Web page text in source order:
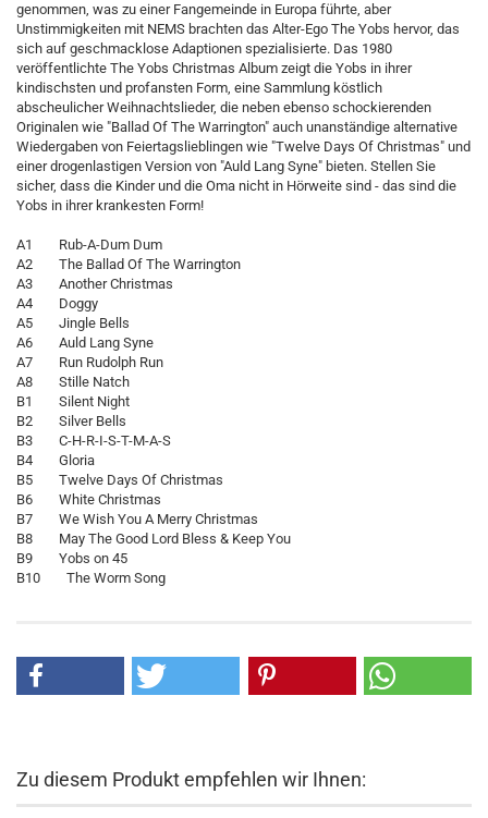
genommen, was zu einer Fangemeinde in Europa führte, aber
Unstimmigkeiten mit NEMS brachten das Alter-Ego The Yobs hervor, das
sich auf geschmacklose Adaptionen spezialisierte. Das 1980
veröffentlichte The Yobs Christmas Album zeigt die Yobs in ihrer
kindischsten und profansten Form, eine Sammlung köstlich
abscheulicher Weihnachtslieder, die neben ebenso schockierenden
Originalen wie "Ballad Of The Warrington" auch unanständige alternative
Wiedergaben von Feiertagslieblingen wie "Twelve Days Of Christmas" und
einer drogenlastigen Version von "Auld Lang Syne" bieten. Stellen Sie
sicher, dass die Kinder und die Oma nicht in Hörweite sind - das sind die
Yobs in ihrer krankesten Form!
A1 Rub-A-Dum Dum
A2 The Ballad Of The Warrington
A3 Another Christmas
A4 Doggy
A5 Jingle Bells
A6 Auld Lang Syne
A7 Run Rudolph Run
A8 Stille Natch
B1 Silent Night
B2 Silver Bells
B3 C-H-R-I-S-T-M-A-S
B4 Gloria
B5 Twelve Days Of Christmas
B6 White Christmas
B7 We Wish You A Merry Christmas
B8 May The Good Lord Bless & Keep You
B9 Yobs on 45
B10 The Worm Song
Zu diesem Produkt empfehlen wir Ihnen: